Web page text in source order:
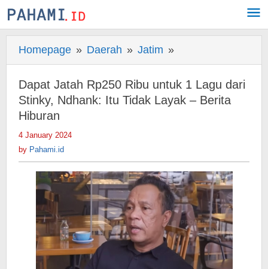
Skip
to
Homepage » Daerah » Jatim »
Jatah
Rp250
Ribu
dari
Stinky,
Ndhank:
Itu
Tidak
Layak
Dapat Jatah Rp250 Ribu untuk 1 Lagu dari
Stinky, Ndhank: Itu Tidak Layak – Berita
Hiburan
4 January 2024
by Pahami.id